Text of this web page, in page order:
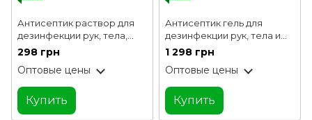
Антисептик раствор для
дезинфекции рук, тела,
поверхностей и
инструментов Touch
Protect 1 л
298 грн
Оптовые цены
Купить
Антисептик гель для
дезинфекции рук, тела и
поверхностей Touch
Protect 5 л
1 298 грн
Оптовые цены
Купить